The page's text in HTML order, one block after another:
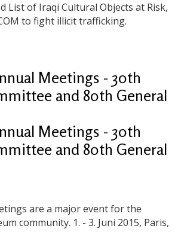
List of Iraqi Cultural Objects at Risk,
to fight illicit trafficking.
Meetings - 30th
and 80th General
Meetings - 30th
and 80th General
are a major event for the
community. 1. - 3. Juni 2015, Paris,